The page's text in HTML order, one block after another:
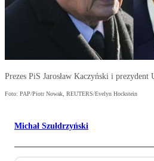
Prezes PiS Jarosław Kaczyński i
Foto: PAP/Piotr Nowak, REUTERS/Evelyn Hockstein
Michał Szułdrzyński